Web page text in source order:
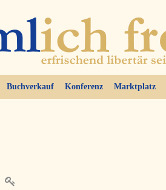
Buchverkauf Konferenz Marktplatz